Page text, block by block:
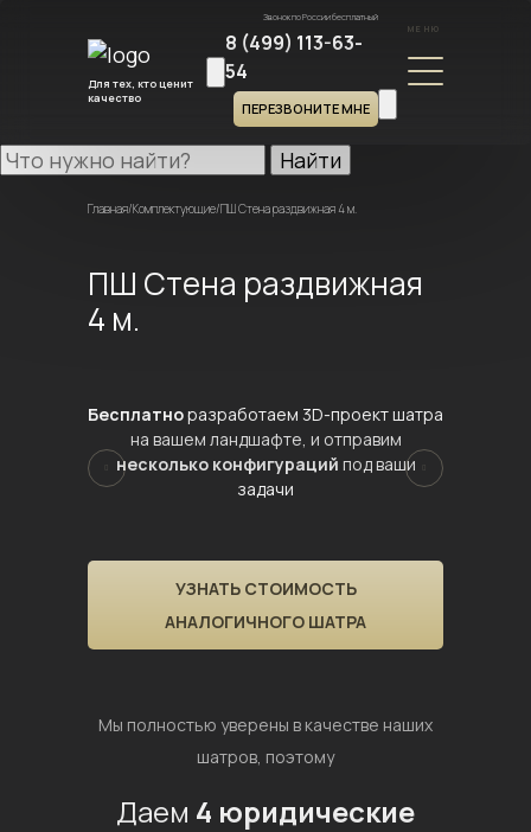
Для тех, кто ценит
качество
Звонок по России бесплатный
8 (499) 113-63-
54
ПЕРЕЗВОНИТЕ МНЕ
МЕНЮ
Найти
Главная/Комплектующие/ПШ Стена раздвижная 4 м.
ПШ Стена раздвижная
4 м.
Бесплатноразработаем 3D-проект шатра
на вашем ландшафте, и отправим
несколько конфигураций под ваши
задачи
УЗНАТЬ СТОИМОСТЬ
АНАЛОГИЧНОГО ШАТРА
Мы полностью уверены в качестве наших
шатров, поэтому
Даем 4 юридические